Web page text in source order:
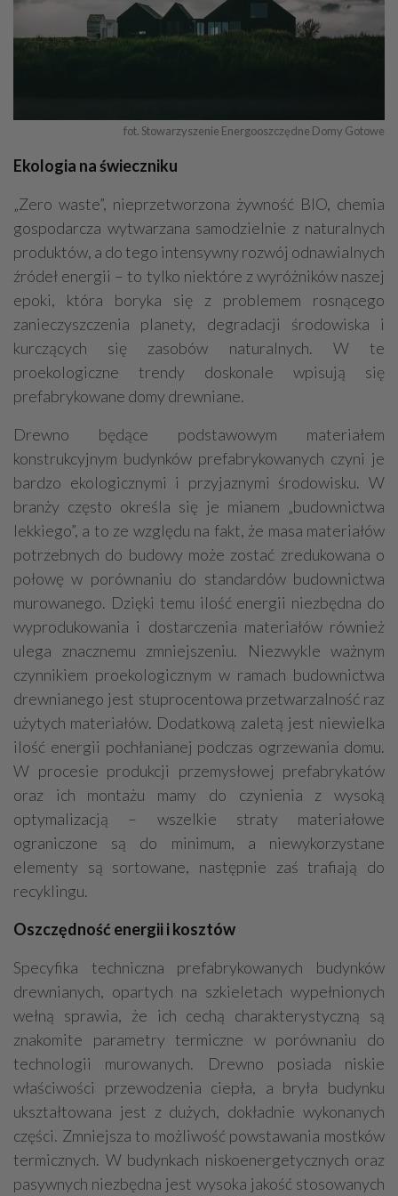
fot. Stowarzyszenie Energooszczędne Domy Gotowe
Ekologia na świeczniku
„Zero waste”, nieprzetworzona żywność BIO, chemia
gospodarcza wytwarzana samodzielnie z naturalnych
produktów, a do tego intensywny rozwój odnawialnych
źródeł energii – to tylko niektóre z wyróżników naszej
epoki, która boryka się z problemem rosnącego
zanieczyszczenia planety, degradacji środowiska i
kurczących się zasobów naturalnych. W te
proekologiczne trendy doskonale wpisują się
prefabrykowane domy drewniane.
Drewno będące podstawowym materiałem
konstrukcyjnym budynków prefabrykowanych czyni je
bardzo ekologicznymi i przyjaznymi środowisku. W
branży często określa się je mianem „budownictwa
lekkiego”, a to ze względu na fakt, że masa materiałów
potrzebnych do budowy może zostać zredukowana o
połowę w porównaniu do standardów budownictwa
murowanego. Dzięki temu ilość energii niezbędna do
wyprodukowania i dostarczenia materiałów również
ulega znacznemu zmniejszeniu. Niezwykle ważnym
czynnikiem proekologicznym w ramach budownictwa
drewnianego jest stuprocentowa przetwarzalność raz
użytych materiałów. Dodatkową zaletą jest niewielka
ilość energii pochłanianej podczas ogrzewania domu.
W procesie produkcji przemysłowej prefabrykatów
oraz ich montażu mamy do czynienia z wysoką
optymalizacją – wszelkie straty materiałowe
ograniczone są do minimum, a niewykorzystane
elementy są sortowane, następnie zaś trafiają do
recyklingu.
Oszczędność energii i kosztów
Specyfika techniczna prefabrykowanych budynków
drewnianych, opartych na szkieletach wypełnionych
wełną sprawia, że ich cechą charakterystyczną są
znakomite parametry termiczne w porównaniu do
technologii murowanych. Drewno posiada niskie
właściwości przewodzenia ciepła, a bryła budynku
ukształtowana jest z dużych, dokładnie wykonanych
części. Zmniejsza to możliwość powstawania mostków
termicznych. W budynkach niskoenergetycznych oraz
pasywnych niezbędna jest wysoka jakość stosowanych